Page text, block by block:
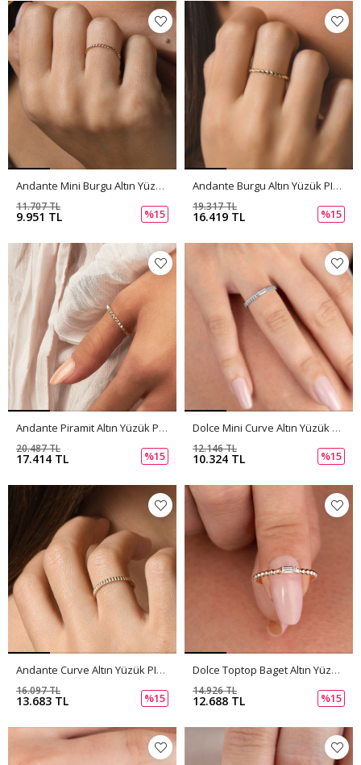
Andante Mini Burgu Altın Yüzük PI0227
9.951 TL
11.707 TL
%15
Andante Burgu Altın Yüzük PI0226
16.419 TL
19.317 TL
%15
Andante Piramit Altın Yüzük PI0225
17.414 TL
20.487 TL
%15
Dolce Mini Curve Altın Yüzük PI0224
10.324 TL
12.146 TL
%15
Andante Curve Altın Yüzük PI0223
13.683 TL
16.097 TL
%15
Dolce Toptop Baget Altın Yüzük PI0222
12.688 TL
14.926 TL
%15